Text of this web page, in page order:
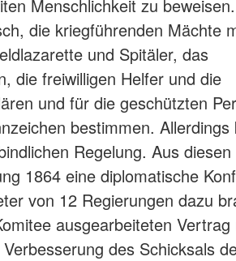
Menschlichkeit zu
die kriegführenden Mächte
und Spitäler, das
die freiwilligen Helfer und die
und für die geschützten
bestimmen. Allerdings
Regelung. Aus
1864 eine diplomatische
von 12 Regierungen dazu
ausgearbeiteten Vertrag
des Schicksals